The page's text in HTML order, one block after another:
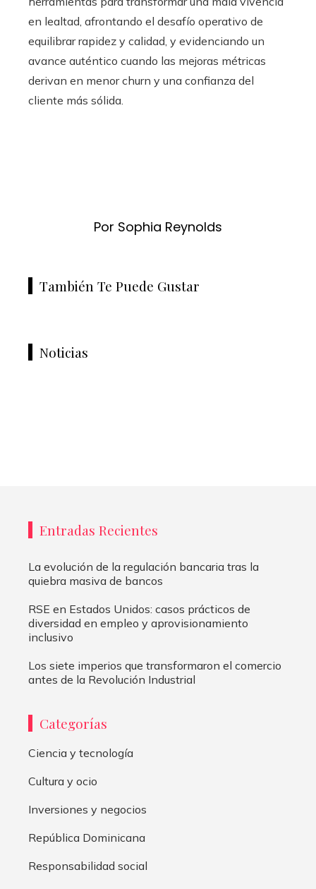
en lealtad, afrontando el desafío operativo de
equilibrar rapidez y calidad, y evidenciando un
avance auténtico cuando las mejoras métricas
derivan en menor churn y una confianza del
cliente más sólida.
Por Sophia Reynolds
También Te Puede Gustar
Noticias
Entradas Recientes
La evolución de la regulación bancaria tras la
quiebra masiva de bancos
RSE en Estados Unidos: casos prácticos de
diversidad en empleo y aprovisionamiento
inclusivo
Los siete imperios que transformaron el comercio
antes de la Revolución Industrial
Categorías
Ciencia y tecnología
Cultura y ocio
Inversiones y negocios
República Dominicana
Responsabilidad social